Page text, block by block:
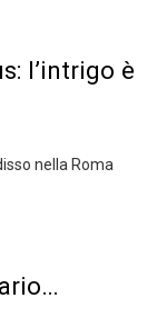
l’intrigo è
nella Roma